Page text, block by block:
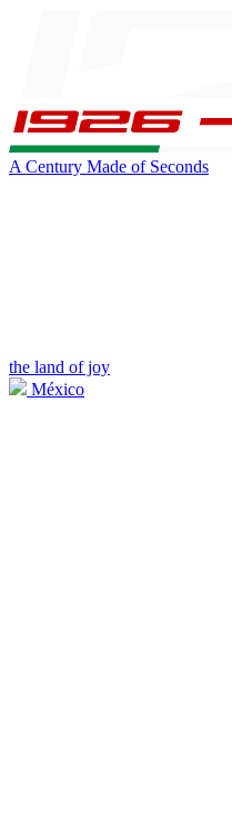
A Century Made of Seconds
the land of joy
México